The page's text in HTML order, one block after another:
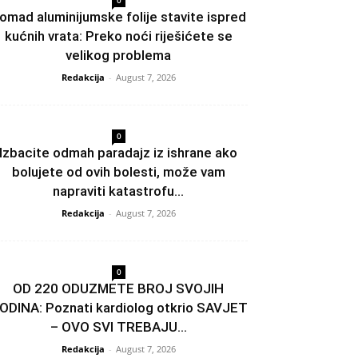
aluminijumske folije stavite ispred
kućnih vrata: Preko noći riješićete se
velikog problema
Redakcija - August 7, 2026
0
Izbacite odmah paradajz iz ishrane ako
bolujete od ovih bolesti, može vam
napraviti katastrofu...
Redakcija - August 7, 2026
0
OD 220 ODUZMETE BROJ SVOJIH
Poznati kardiolog otkrio SAVJET
– OVO SVI TREBAJU...
Redakcija - August 7, 2026